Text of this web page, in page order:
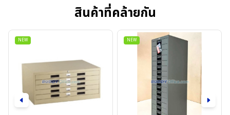
สินค้าที่คล้ายกัน
NEW NEW